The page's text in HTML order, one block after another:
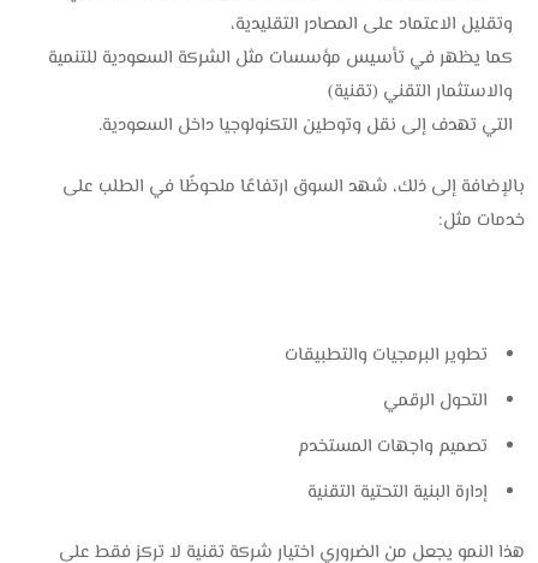
وتقليل الاعتماد على المصادر التقليدية،
كما يظهر في تأسيس مؤسسات مثل الشركة السعودية للتنمية
والاستثمار التقني (تقنية)
التي تهدف إلى نقل وتوطين التكنولوجيا داخل السعودية.
بالإضافة إلى ذلك، شهد السوق ارتفاعًا ملحوظًا في الطلب على
خدمات مثل:
تطوير البرمجيات والتطبيقات
التحول الرقمي
تصميم واجهات المستخدم
إدارة البنية التحتية التقنية
هذا النمو يجعل من الضروري اختيار شركة تقنية لا تركز فقط على